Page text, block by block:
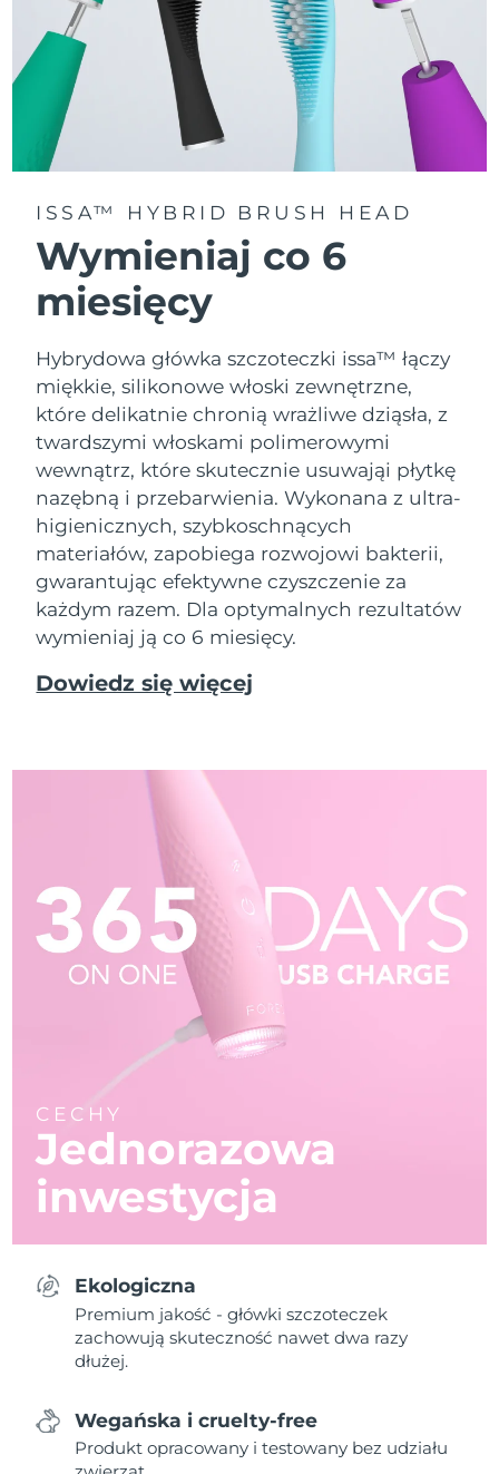
ISSA™ HYBRID BRUSH HEAD
Wymieniaj co 6
miesięcy
Hybrydowa główka szczoteczki issa™ łączy
miękkie, silikonowe włoski zewnętrzne,
które delikatnie chronią wrażliwe dziąsła, z
twardszymi włoskami polimerowymi
wewnątrz, które skutecznie usuwająi płytkę
nazębną i przebarwienia. Wykonana z ultra-
higienicznych, szybkoschnących
materiałów, zapobiega rozwojowi bakterii,
gwarantując efektywne czyszczenie za
każdym razem. Dla optymalnych rezultatów
wymieniaj ją co 6 miesięcy.
Dowiedz się więcej
CECHY
Jednorazowa
inwestycja
Ekologiczna
Premium jakość - główki szczoteczek
zachowują skuteczność nawet dwa razy
dłużej.
Wegańska i cruelty-free
Produkt opracowany i testowany bez udziału